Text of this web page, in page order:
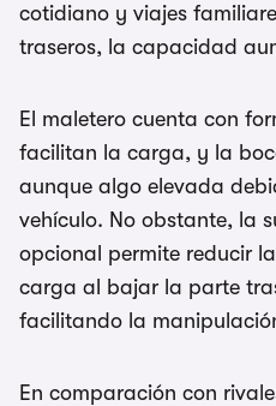
cotidiano y viajes
traseros, la capacidad
El maletero cuenta con
facilitan la carga, y la
aunque algo elevada
vehículo. No obstante, la
opcional permite reducir
carga al bajar la parte
facilitando la
En comparación con